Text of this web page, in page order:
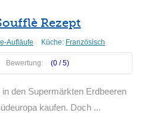
Rezept
Aufläufe Küche: Französisch
Bewertung: (0 /5)
den Supermärkten Erdbeeren
kaufen. Doch ...